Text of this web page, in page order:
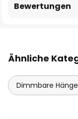
Bewertungen
Ähnliche
Dimmbare